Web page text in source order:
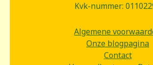
Kvk-nummer:
Algemene
Onze blogpagina
Contact